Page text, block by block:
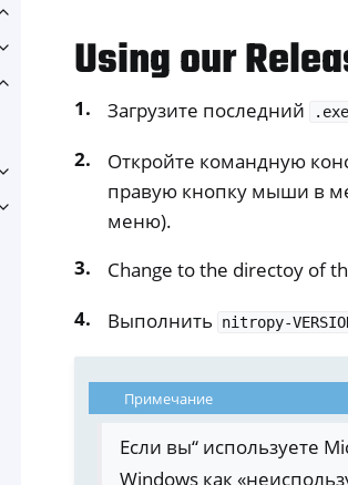
Toggle navigation of нитропия
Toggle navigation of All Platforms
Toggle navigation of Windows
Toggle navigation of Linux
Toggle navigation of Nitrokey Python SDK v0.4.1
Using our
Загрузите последний .exe
Откройте командную
правую кнопку мыши в
меню).
Change to the directoy of
Выполнить
nitropy-
Примечание
Если вы“ используете
Windows как